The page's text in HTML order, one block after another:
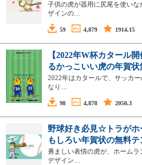
子供の虎が器用に尻尾を使い
ザインの…
59 4,879 1914.15
【2022年W杯カタール
るかっこいい虎の年賀状
2022年はカタールで、サッカ
なり…
98 4,878 2050.3
野球好き必見☆トラがホ
もしろい年賀状の無料テ
勇ましい表情の虎が、ホーム
デザイン…